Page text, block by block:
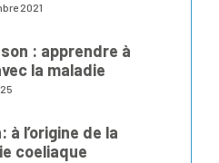
2021
: apprendre à
la maladie
à l’origine de la
coeliaque